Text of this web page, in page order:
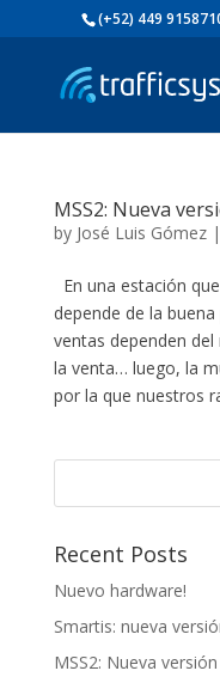
(+52) 449
MSS2: Nueva
by José Luis Gómez|
En una estación
depende de la
ventas dependen
la venta… luego, la
por la que nuestros
Recent Posts
Nuevo hardware!
Smartis: nueva
MSS2: Nueva versión